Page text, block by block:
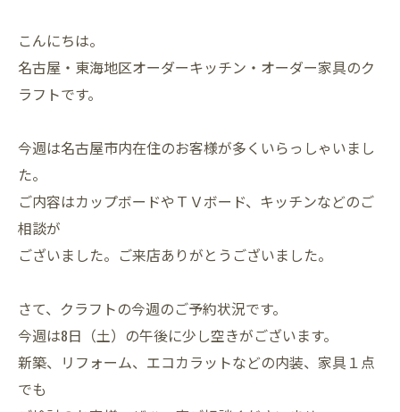
こんにちは。
名古屋・東海地区オーダーキッチン・オーダー家具のク
ラフトです。
今週は名古屋市内在住のお客様が多くいらっしゃいまし
た。
ご内容はカップボードやＴＶボード、キッチンなどのご
相談が
ございました。ご来店ありがとうございました。
さて、クラフトの今週のご予約状況です。
今週は8日（土）の午後に少し空きがございます。
新築、リフォーム、エコカラットなどの内装、家具１点
でも